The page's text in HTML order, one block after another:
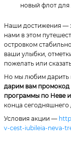
новый флот
Наши достижения —
нами в этом
островком
ваши улыбки,
пожелать или
Но мы любим дарить
дарим вам промокод
программы по Неве
конца
Условия акции —
v-cest-iubileia-neva-